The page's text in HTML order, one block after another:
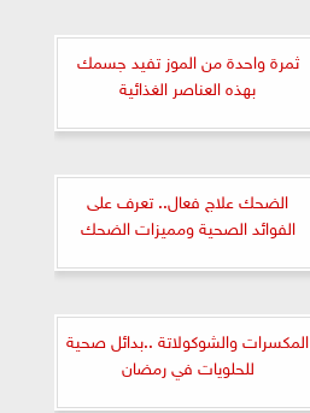
ثمرة واحدة من الموز تفيد جسمك
بهذه العناصر الغذائية
الضحك علاج فعال.. تعرف على
الفوائد الصحية ومميزات الضحك
المكسرات والشوكولاتة ..بدائل صحية
للحلويات في رمضان